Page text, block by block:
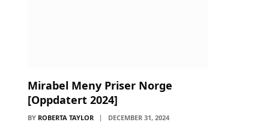
Mirabel Meny Priser Norge
[Oppdatert 2024]
BY ROBERTA TAYLOR DECEMBER 31, 2024